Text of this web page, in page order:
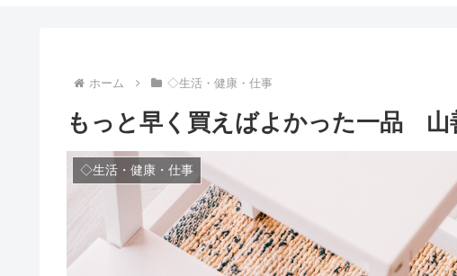
ホーム ◇生活・健康・仕事
もっと早く買えばよかった一品 山
◇生活・健康・仕事